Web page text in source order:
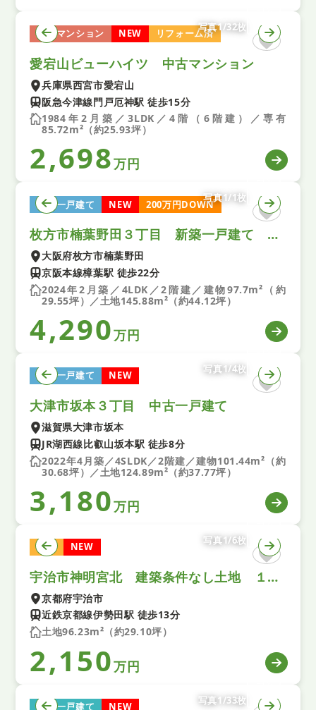
中古マンション NEW リフォーム済
写真1/32枚
愛宕山ビューハイツ 中古マンション
兵庫県西宮市愛宕山
阪急今津線門戸厄神駅 徒歩15分
1984年2月築／3LDK／4階（6階建）／専有
85.72m²（約25.93坪）
2,698万円
中古一戸建て NEW 200万円DOWN
写真1/1枚
枚方市楠葉野田３丁目 新築一戸建て ２号地
大阪府枚方市楠葉野田
京阪本線樟葉駅 徒歩22分
2024年2月築／4LDK／2階建／建物97.7m²（約
29.55坪）／土地145.88m²（約44.12坪）
4,290万円
中古一戸建て NEW
写真1/4枚
大津市坂本３丁目 中古一戸建て
滋賀県大津市坂本
JR湖西線比叡山坂本駅 徒歩8分
2022年4月築／4SLDK／2階建／建物101.44m²（約
30.68坪）／土地124.89m²（約37.77坪）
3,180万円
土地 NEW
写真1/6枚
宇治市神明宮北 建築条件なし土地 １期 １号地
京都府宇治市
近鉄京都線伊勢田駅 徒歩13分
土地96.23m²（約29.10坪）
2,150万円
新築一戸建て NEW
写真1/33枚